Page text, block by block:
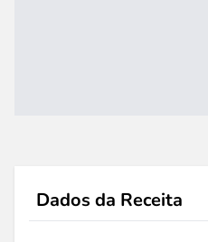
Dados da Receita